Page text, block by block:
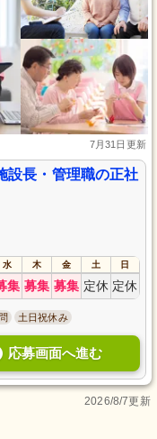
7月31日更新
設長・管理職の正社
水 木 金 土 日
集 募集 募集 定休 定休
土日祝休み
応募画面へ進む
2026/8/7更新